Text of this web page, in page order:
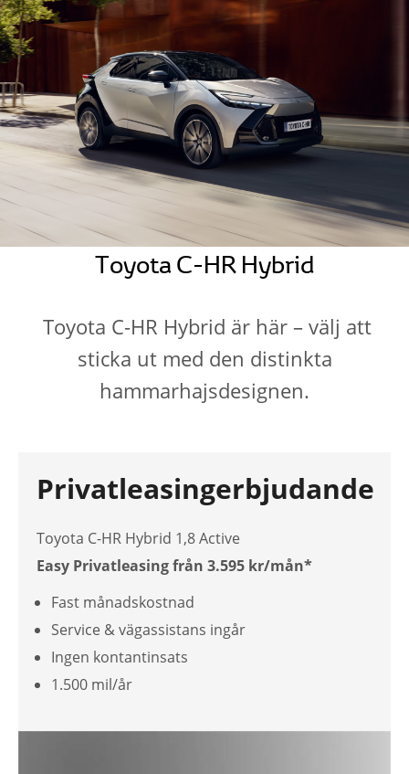
Toyota C-HR Hybrid
Toyota C-HR Hybrid är här – välj att
sticka ut med den distinkta
hammarhajsdesignen.
Privatleasingerbjudande
Toyota C-HR Hybrid 1,8 Active
Easy Privatleasing från 3.595 kr/mån*
Fast månadskostnad
Service & vägassistans ingår
Ingen kontantinsats
1.500 mil/år